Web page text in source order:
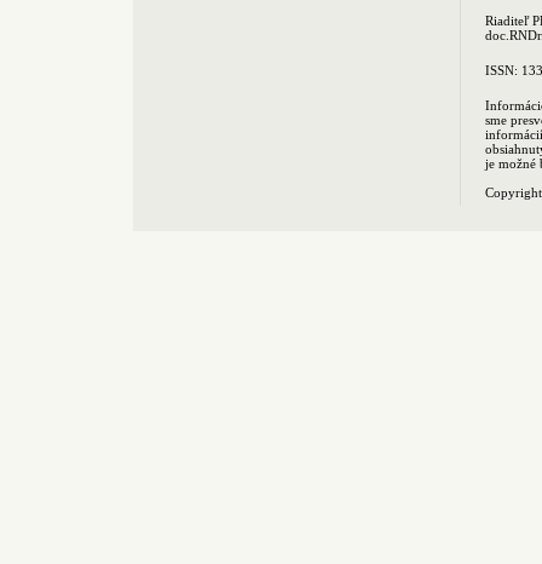
Riaditeľ
ISSN:
sme
je možné